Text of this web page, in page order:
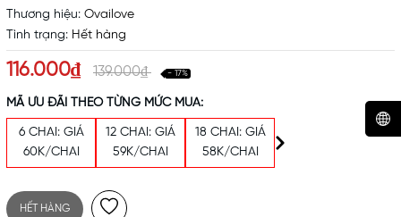
Thương hiệu: Ovailove
Tình trạng: Hết hàng
116.000₫ 139.000₫ - 17%
MÃ ƯU ĐÃI THEO TỪNG MỨC MUA:
6 CHAI: GIÁ
60K/CHAI
12 CHAI: GIÁ
59K/CHAI
18 CHAI: GIÁ
58K/CHAI
HẾT HÀNG
Mã khuyến mãi:
Điều kiện: